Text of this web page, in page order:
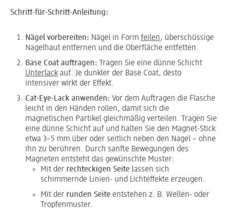
Schritt-für-Schritt-Anleitung:
Nägel vorbereiten: Nägel in Form feilen, überschüssige
Nagelhaut entfernen und die Oberfläche entfetten.
Base Coat auftragen: Tragen Sie eine dünne Schicht
Unterlackauf. Je dunkler der Base Coat, desto
intensiver wirkt der Effekt.
Cat-Eye-Lack anwenden: Vor dem Auftragen die Flasche
leicht in den Händen rollen, damit sich die
magnetischen Partikel gleichmäßig verteilen. Tragen Sie
eine dünne Schicht auf und halten Sie den Magnet-Stick
etwa 3–5 mm über oder seitlich neben den Nagel – ohne
ihn zu berühren. Durch sanfte Bewegungen des
Magneten entsteht das gewünschte Muster:
Mit der rechteckigen Seite lassen sich
schimmernde Linien- und Lichteffekte erzeugen.
Mit der runden Seite entstehen z. B. Wellen- oder
Tropfenmuster.